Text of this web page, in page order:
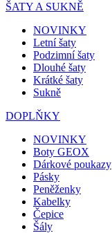
ŠATY A SUKNĚ
NOVINKY
Letní šaty
Podzimní šaty
Dlouhé šaty
Krátké šaty
Sukně
DOPLŇKY
NOVINKY
Boty GEOX
Dárkové poukazy
Pásky
Peněženky
Kabelky
Čepice
Šály